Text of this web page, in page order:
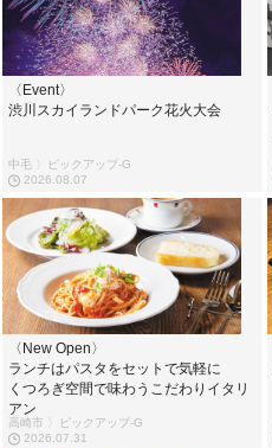
〈Event〉
渋川スカイランドパーク花火大会
中毛 〉ピックアップ-G
2026.08.07
〈New Open〉
ランチはパスタをセットで気軽に
くつろぎ空間で味わうこだわりイタリ
アン
高崎市 〉ピックアップ-G
2026.07.31